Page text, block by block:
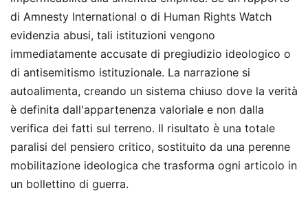
di Amnesty International o di Human Rights Watch
evidenzia abusi, tali istituzioni vengono
immediatamente accusate di pregiudizio ideologico o
di antisemitismo istituzionale. La narrazione si
autoalimenta, creando un sistema chiuso dove la verità
è definita dall'appartenenza valoriale e non dalla
verifica dei fatti sul terreno. Il risultato è una totale
paralisi del pensiero critico, sostituito da una perenne
mobilitazione ideologica che trasforma ogni articolo in
un bollettino di guerra.